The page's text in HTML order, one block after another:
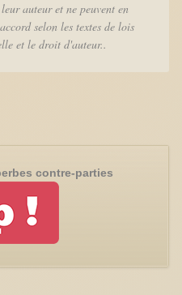
auteur et ne peuvent en
selon les textes de lois
et le droit d'auteur..
contre-parties